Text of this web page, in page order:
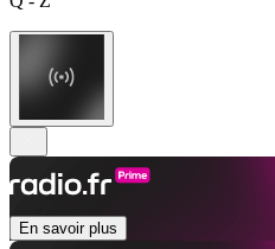
En savoir plus